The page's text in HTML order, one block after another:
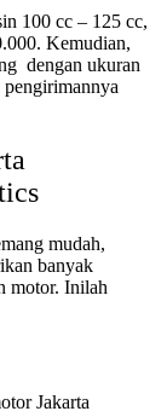
100 cc – 125 cc,
Kemudian,
dengan ukuran
pengirimannya
mudah,
banyak
motor. Inilah
Jakarta